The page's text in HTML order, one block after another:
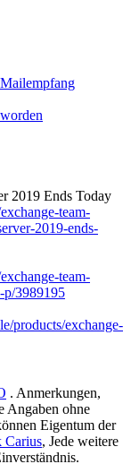
2019 Ends Today
team-
2019-ends-
team-
p/3989195
products/exchange-
. Anmerkungen,
Angaben ohne
Eigentum der
Carius, Jede weitere